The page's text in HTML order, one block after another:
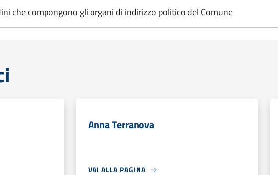
che compongono gli organi di indirizzo politico del Comune
Anna Terranova
VAI ALLA PAGINA